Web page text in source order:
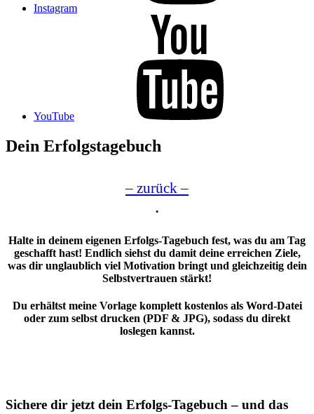
Instagram
YouTube
Dein Erfolgstagebuch
– zurück –
.
Halte in deinem eigenen Erfolgs-Tagebuch fest, was du am Tag
geschafft hast! Endlich siehst du damit deine erreichen Ziele,
was dir unglaublich viel Motivation bringt und gleichzeitig dein
Selbstvertrauen stärkt!
Du erhältst meine Vorlage komplett kostenlos als Word-Datei
oder zum selbst drucken (PDF & JPG), sodass du direkt
loslegen kannst.
Sichere dir jetzt dein Erfolgs-Tagebuch – und das